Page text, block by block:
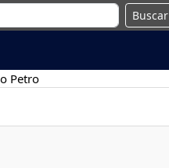
Buscar
Petro